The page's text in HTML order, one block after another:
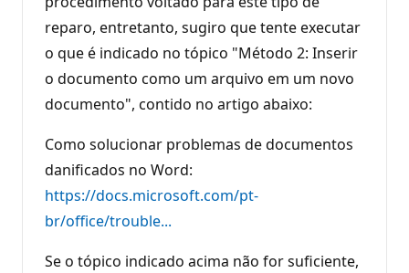
reparo, entretanto, sugiro que tente executar
o que é indicado no tópico "Método 2: Inserir
o documento como um arquivo em um novo
documento", contido no artigo abaixo:
Como solucionar problemas de documentos
danificados no Word:
https://docs.microsoft.com/pt-
br/office/trouble...
Se o tópico indicado acima não for suficiente,